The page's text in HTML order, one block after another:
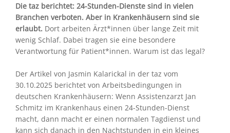
Die taz berichtet: 24-Stunden-Dienste sind in vielen
Branchen verboten. Aber in Krankenhäusern sind sie
erlaubt. Dort arbeiten Ärz­t*in­nen über lange Zeit mit
wenig Schlaf. Dabei tragen sie eine besondere
Verantwortung für Patient*innen. Warum ist das legal?
Der Artikel von Jasmin Kalarickal in der taz vom
30.10.2025 berichtet von Arbeitsbedingungen in
deutschen Krankenhäusern: Wenn Assistenzarzt Jan
Schmitz im Krankenhaus einen 24-Stunden-Dienst
macht, dann macht er einen normalen Tagdienst und
kann sich danach in den Nachtstunden in ein kleines